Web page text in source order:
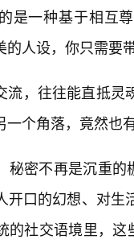
是一种基于相互
的人设，你只需要
流，往往能直抵灵
一个角落，竟然也
秘密不再是沉重的
开口的幻想、对
的社交语境里，